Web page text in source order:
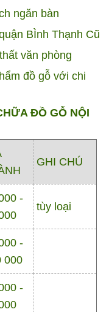
ngăn bàn
BÌnh Thạnh Cũ
văn phòng
đồ gỗ với chi
ĐỒ GỖ NỘI
GHI CHÚ
-
tùy loại
-
000
-